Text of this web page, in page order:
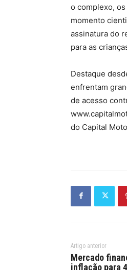
o complexo,
momento
assinatura do
para as
Destaque
enfrentam
de acesso
do Capital
Artigo anterior
Mercado
inflação para